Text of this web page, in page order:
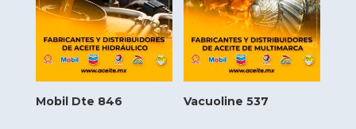
Mobil Dte 846 Vacuoline 537